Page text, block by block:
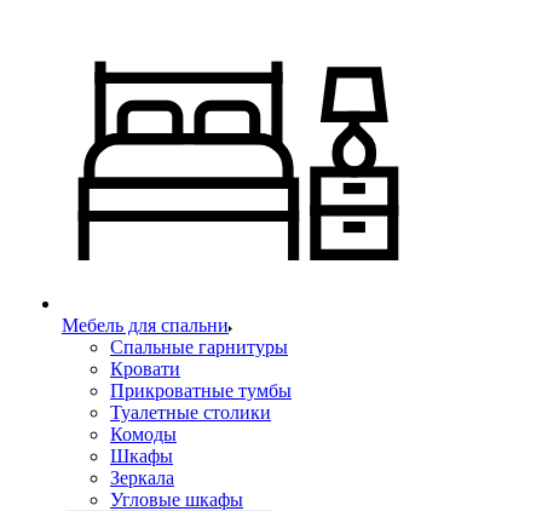
Мебель для спальни
Спальные гарнитуры
Кровати
Прикроватные тумбы
Туалетные столики
Комоды
Шкафы
Зеркала
Угловые шкафы